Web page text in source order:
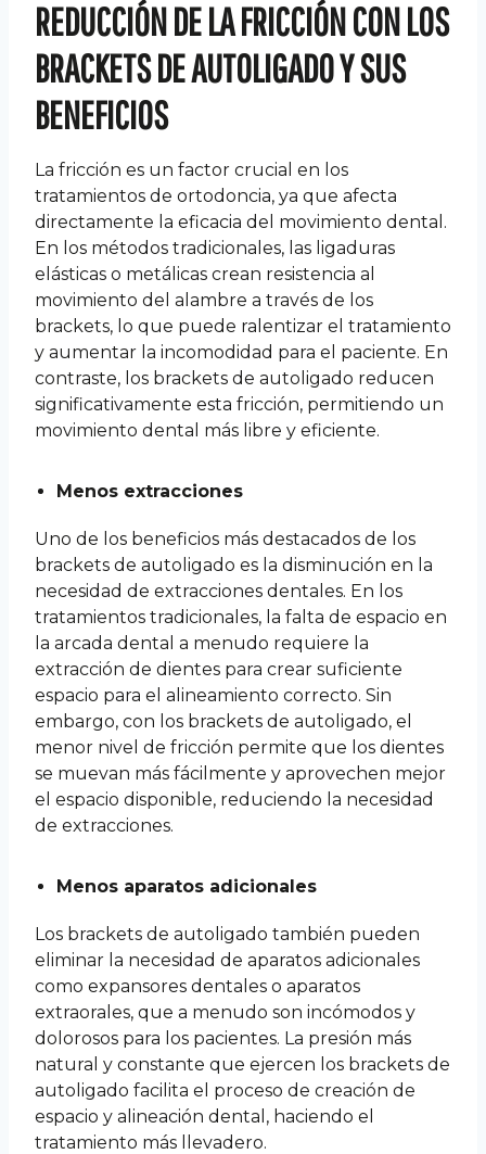
REDUCCIÓN DE LA FRICCIÓN CON LOS
BRACKETS DE AUTOLIGADO Y SUS
BENEFICIOS
La fricción es un factor crucial en los
tratamientos de ortodoncia, ya que afecta
directamente la eficacia del movimiento dental.
En los métodos tradicionales, las ligaduras
elásticas o metálicas crean resistencia al
movimiento del alambre a través de los
brackets, lo que puede ralentizar el tratamiento
y aumentar la incomodidad para el paciente. En
contraste, los brackets de autoligado reducen
significativamente esta fricción, permitiendo un
movimiento dental más libre y eficiente.
Menos extracciones
Uno de los beneficios más destacados de los
brackets de autoligado es la disminución en la
necesidad de extracciones dentales. En los
tratamientos tradicionales, la falta de espacio en
la arcada dental a menudo requiere la
extracción de dientes para crear suficiente
espacio para el alineamiento correcto. Sin
embargo, con los brackets de autoligado, el
menor nivel de fricción permite que los dientes
se muevan más fácilmente y aprovechen mejor
el espacio disponible, reduciendo la necesidad
de extracciones.
Menos aparatos adicionales
Los brackets de autoligado también pueden
eliminar la necesidad de aparatos adicionales
como expansores dentales o aparatos
extraorales, que a menudo son incómodos y
dolorosos para los pacientes. La presión más
natural y constante que ejercen los brackets de
autoligado facilita el proceso de creación de
espacio y alineación dental, haciendo el
tratamiento más llevadero.